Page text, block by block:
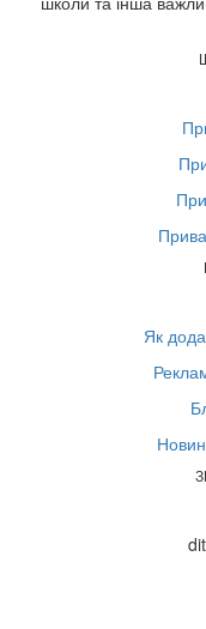
Як